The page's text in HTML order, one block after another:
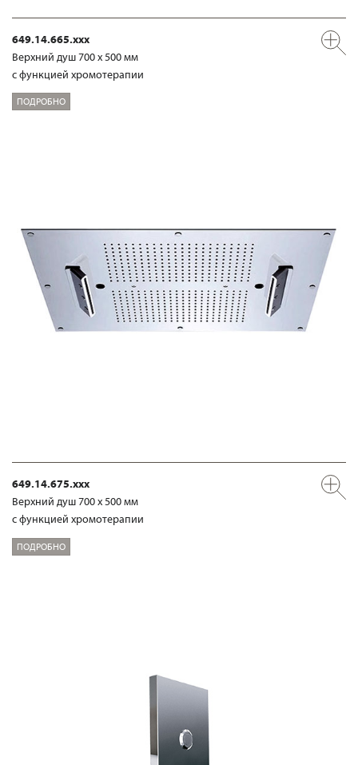
649.14.665.xxx
Верхний душ 700 х 500 мм
с функцией хромотерапии
ПОДРОБНО
649.14.675.xxx
Верхний душ 700 х 500 мм
с функцией хромотерапии
ПОДРОБНО